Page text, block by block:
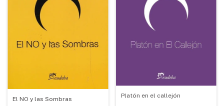
El NO y las Sombras
Platón en el callejón